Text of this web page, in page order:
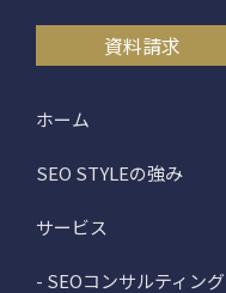
資料請求
ホーム
SEO STYLEの強み
サービス
- SEOコンサルティング